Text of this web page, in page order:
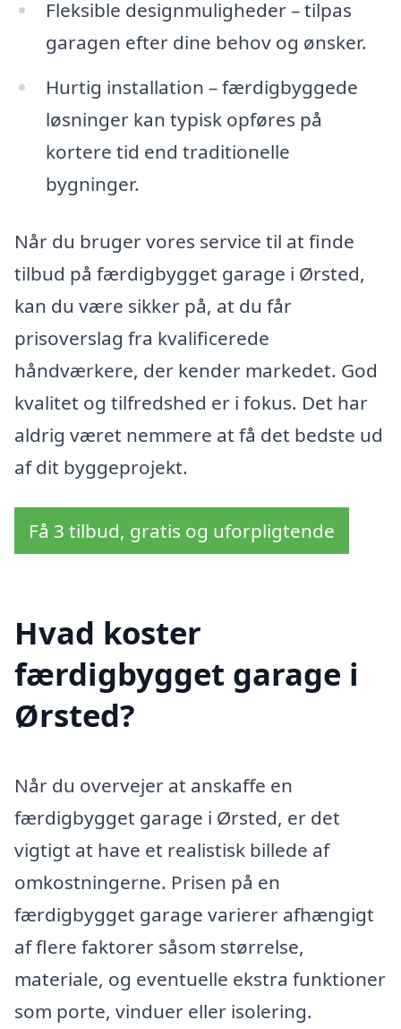
Fleksible designmuligheder – tilpas
garagen efter dine behov og ønsker.
Hurtig installation – færdigbyggede
løsninger kan typisk opføres på
kortere tid end traditionelle
bygninger.
Når du bruger vores service til at finde
tilbud på færdigbygget garage i Ørsted,
kan du være sikker på, at du får
prisoverslag fra kvalificerede
håndværkere, der kender markedet. God
kvalitet og tilfredshed er i fokus. Det har
aldrig været nemmere at få det bedste ud
af dit byggeprojekt.
Få 3 tilbud, gratis og uforpligtende
Hvad koster
færdigbygget garage i
Ørsted?
Når du overvejer at anskaffe en
færdigbygget garage i Ørsted, er det
vigtigt at have et realistisk billede af
omkostningerne. Prisen på en
færdigbygget garage varierer afhængigt
af flere faktorer såsom størrelse,
materiale, og eventuelle ekstra funktioner
som porte, vinduer eller isolering.